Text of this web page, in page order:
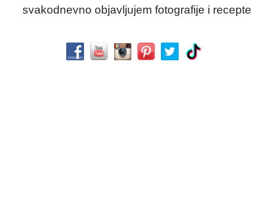
svakodnevno objavljujem fotografije i recepte